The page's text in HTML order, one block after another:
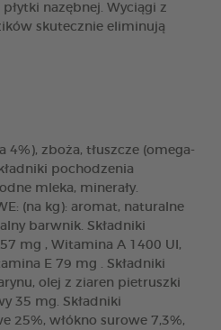
nazębnej. Wyciągi z
skutecznie eliminują
4%), zboża, tłuszcze (omega-
pochodzenia
mleka, minerały.
(na kg): aromat, naturalne
barwnik. Składniki
mg , Witamina A 1400 UI,
E 79 mg . Składniki
olej z ziaren pietruszki
35 mg. Składniki
25%, włókno surowe 7,3%,